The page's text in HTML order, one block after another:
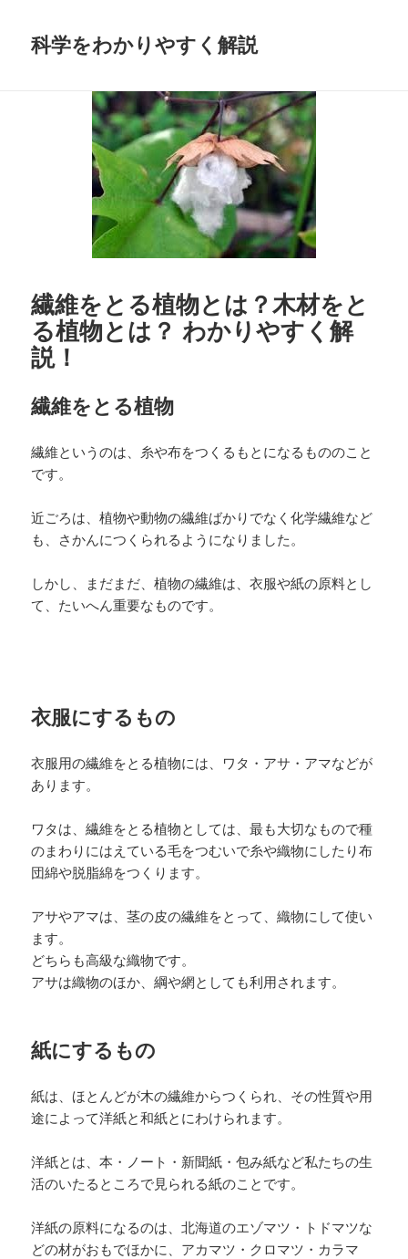
科学をわかりやすく解説
繊維をとる植物とは？木材をと
る植物とは？ わかりやすく解
説！
繊維をとる植物
繊維というのは、糸や布をつくるもとになるもののこと
です。
近ごろは、植物や動物の繊維ばかりでなく化学繊維など
も、さかんにつくられるようになりました。
しかし、まだまだ、植物の繊維は、衣服や紙の原料とし
て、たいへん重要なものです。
衣服にするもの
衣服用の繊維をとる植物には、ワタ・アサ・アマなどが
あります。
ワタは、繊維をとる植物としては、最も大切なもので種
のまわりにはえている毛をつむいで糸や織物にしたり布
団綿や脱脂綿をつくります。
アサやアマは、茎の皮の繊維をとって、織物にして使い
ます。
どちらも高級な織物です。
アサは織物のほか、綱や網としても利用されます。
紙にするもの
紙は、ほとんどが木の繊維からつくられ、その性質や用
途によって洋紙と和紙とにわけられます。
洋紙とは、本・ノート・新聞紙・包み紙など私たちの生
活のいたるところで見られる紙のことです。
洋紙の原料になるのは、北海道のエゾマツ・トドマツな
どの材がおもでほかに、アカマツ・クロマツ・カラマ